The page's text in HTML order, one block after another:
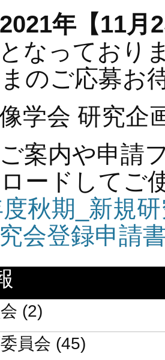
年【11月
となっており
のご応募お
学会 研究企
案内や申請
ードしてご
秋期_新規
会登録申請
(2)
員会 (45)